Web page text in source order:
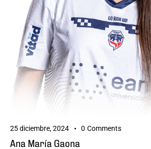
25 diciembre, 2024 0 Comments
Ana María Gaona